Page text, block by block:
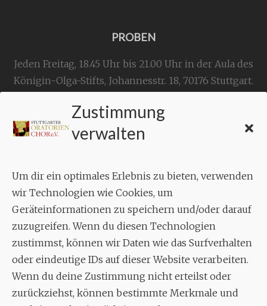
Zustimmung
verwalten
Um dir ein optimales Erlebnis zu bieten, verwenden
wir Technologien wie Cookies, um
Geräteinformationen zu speichern und/oder darauf
zuzugreifen. Wenn du diesen Technologien
zustimmst, können wir Daten wie das Surfverhalten
oder eindeutige IDs auf dieser Website verarbeiten.
Wenn du deine Zustimmung nicht erteilst oder
zurückziehst, können bestimmte Merkmale und
PROBEN
Jeden Freitag, 18.45 Uhr bis 21.00 Uhr in der Aula des
Königin-Olga-Stifts, Johannesstr. 18, 70176 Stuttgart.
KONTAKT
Geschäftsstelle:
Aixheimer Str. 18
70619 Stuttgart
MUSIK
Musikalischer Leiter:
Enrico Trummer
Tel.+49 (0)177 / 34 23 57 1